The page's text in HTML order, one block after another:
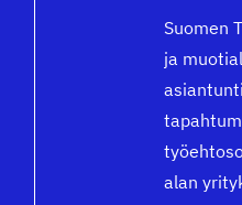
Suomen
ja
alan